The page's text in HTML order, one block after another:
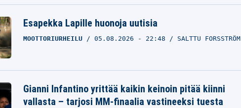
PALOJÄRVI
Trumpille: ”Mauton vitsi”
MILANO CORTINA 2026
Esapekka Lapille huonoja uutisia
MOOTTORIURHEILU 05.08.2026 - 22:48 SALTTU FORSSTRÖM
Gianni Infantino yrittää kaikin keinoin pitää kiinni
vallasta – tarjosi MM-finaalia vastineeksi tuesta